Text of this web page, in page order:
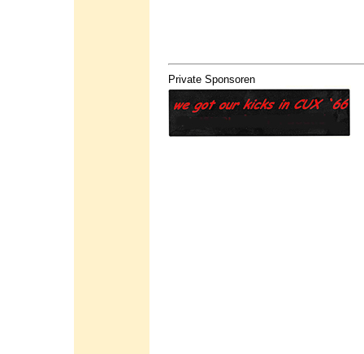
Private Sponsoren